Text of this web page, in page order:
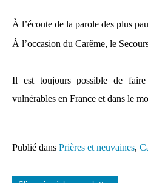
À l’écoute de la parole des plus
À l’occasion du Carême, le
Il est toujours possible de
vulnérables en France et dans le
Publié dans Prières et neuvaines,